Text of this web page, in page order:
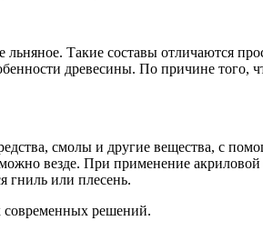
Такие составы отличаются
древесины. По причине того,
смолы и другие вещества, с
везде. При применение
гниль или плесень.
современных решений.